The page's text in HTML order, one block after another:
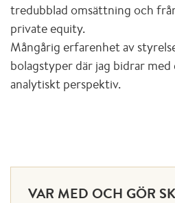
tredubblad omsättning och
private equity.
Mångårig erfarenhet av
bolagstyper där jag bidrar
analytiskt perspektiv.
VAR MED OCH GÖR